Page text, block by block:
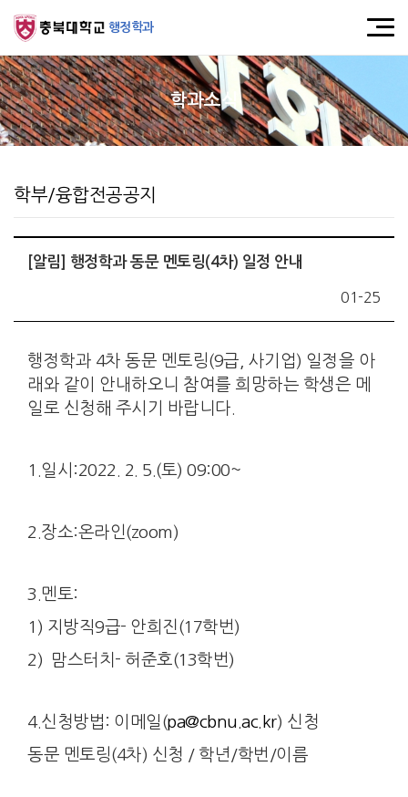
행정학과
학과소식
학부/융합전공공지
[알림] 행정학과 동문 멘토링(4차) 일정 안내
01-25
행정학과 4차 동문 멘토링(9급, 사기업) 일정을 아
래와 같이 안내하오니 참여를 희망하는 학생은 메
일로 신청해 주시기 바랍니다.
1.일시:2022. 2. 5.(토) 09:00~
2.장소:온라인(zoom)
3.멘토:
1) 지방직9급- 안희진(17학번)
2) 맘스터치- 허준호(13학번)
4.신청방법: 이메일(pa@cbnu.ac.kr) 신청
동문 멘토링(4차) 신청 / 학년/학번/이름